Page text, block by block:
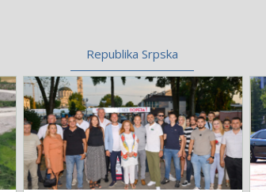
Republika Srpska